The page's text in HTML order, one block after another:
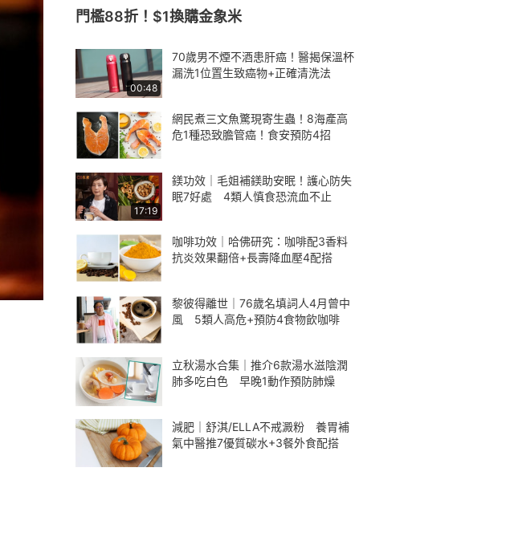
門檻88折！$1換購金象米
00:48
70歲男不煙不酒患肝癌！醫揭保溫杯
漏洗1位置生致癌物+正確清洗法
網民煮三文魚驚現寄生蟲！8海產高
危1種恐致膽管癌！食安預防4招
17:19
鎂功效｜毛姐補鎂助安眠！護心防失
眠7好處 4類人慎食恐流血不止
咖啡功效｜哈佛研究：咖啡配3香料
抗炎效果翻倍+長壽降血壓4配搭
黎彼得離世｜76歲名填詞人4月曾中
風 5類人高危+預防4食物飲咖啡
立秋湯水合集｜推介6款湯水滋陰潤
肺多吃白色 早晚1動作預防肺燥
減肥｜舒淇/ELLA不戒澱粉 養胃補
氣中醫推7優質碳水+3餐外食配搭